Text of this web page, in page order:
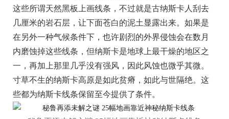
这些所谓天然黑板上画线条，不过就是古纳斯卡人刮去
几厘米的岩石层，让下面苍白的泥土显露出来。如果是
在另外一种气候条件下，也许剧烈的外界侵蚀会在数月
内磨蚀掉这些线条，但纳斯卡是地球上最干燥的地区之
一，再加上那里几乎没有强风，因此风蚀也微乎其微。
寸草不生的纳斯卡高原是如此贫瘠，如此与世隔绝。这
些都为纳斯卡线条保留至今提供了条件。